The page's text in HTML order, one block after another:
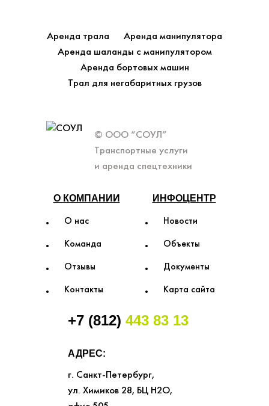
Аренда трала
Аренда манипулятора
Аренда шаланды с манипулятором
Аренда бортовых машин
Трал для негабаритных грузов
© ООО “СОУЛ”
Транспортные услуги
и аренда спецтехники
О КОМПАНИИ
О нас
Команда
Отзывы
Контакты
ИНФОЦЕНТР
Новости
Объекты
Документы
Карта сайта
+7 (812) 443 83 13
АДРЕС:
г. Санкт-Петербург,
ул. Химиков 28, БЦ Н2О,